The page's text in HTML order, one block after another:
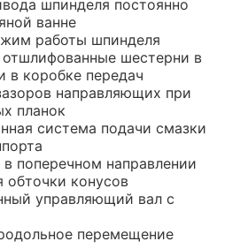
шпинделя постоянно
ванне
работы шпинделя
шестерни в
в коробке передач
направляющих при
планок
система подачи смазки
в поперечном направлении
обточки конусов
управляющий вал с
перемещение